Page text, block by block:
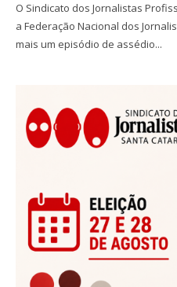
O Sindicato dos Jornalistas
a Federação Nacional dos
mais um episódio de assédio...